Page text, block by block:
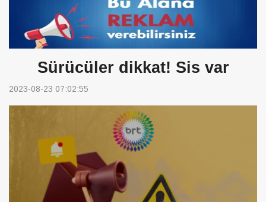
Sürücüler dikkat! Sis var
2023-08-23 07:02:55